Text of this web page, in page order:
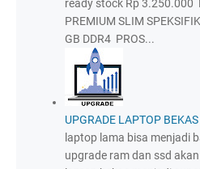
ready stock Rp 3.250.000
PREMIUM SLIM
GB DDR4 PROS...
UPGRADE LAPTOP BEKAS
laptop lama bisa menjadi
upgrade ram dan ssd